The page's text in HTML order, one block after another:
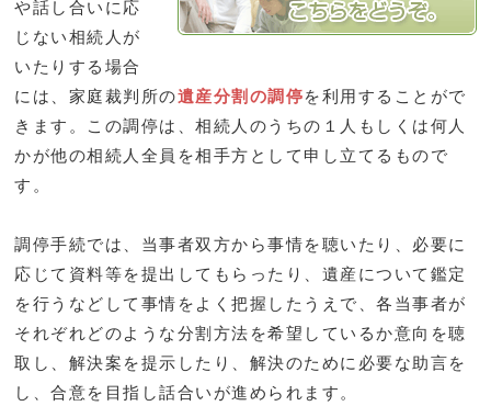
や話し合いに応
じない相続人が
いたりする場合
には、家庭裁判所の遺産分割の調停を利用することがで
きます。この調停は、相続人のうちの１人もしくは何人
かが他の相続人全員を相手方として申し立てるもので
す。
調停手続では、当事者双方から事情を聴いたり、必要に
応じて資料等を提出してもらったり、遺産について鑑定
を行うなどして事情をよく把握したうえで、各当事者が
それぞれどのような分割方法を希望しているか意向を聴
取し、解決案を提示したり、解決のために必要な助言を
し、合意を目指し話合いが進められます。